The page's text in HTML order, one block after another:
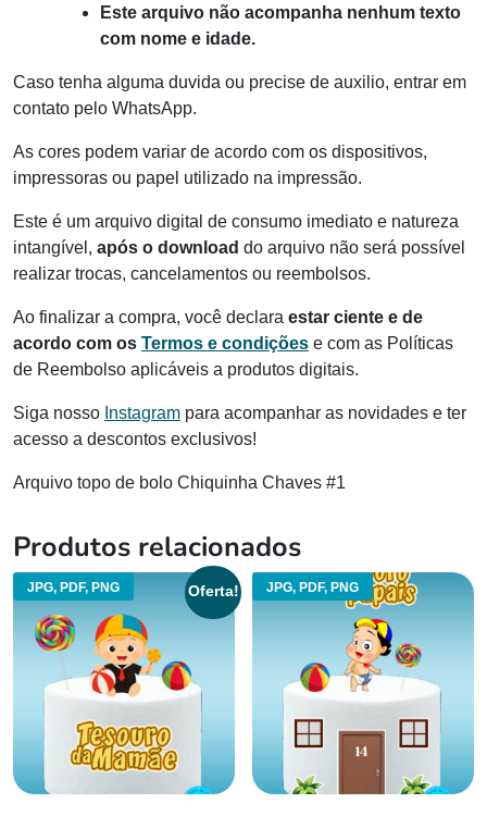
Este arquivo não acompanha nenhum texto
com nome e idade.
Caso tenha alguma duvida ou precise de auxilio, entrar em
contato pelo WhatsApp.
As cores podem variar de acordo com os dispositivos,
impressoras ou papel utilizado na impressão.
Este é um arquivo digital de consumo imediato e natureza
intangível, após o download do arquivo não será possível
realizar trocas, cancelamentos ou reembolsos.
Ao finalizar a compra, você declara estar ciente e de
acordo com os Termos e condições e com as Políticas
de Reembolso aplicáveis a produtos digitais.
Siga nosso Instagram para acompanhar as novidades e ter
acesso a descontos exclusivos!
Arquivo topo de bolo Chiquinha Chaves #1
Produtos relacionados
JPG, PDF, PNG Oferta! JPG, PDF, PNG